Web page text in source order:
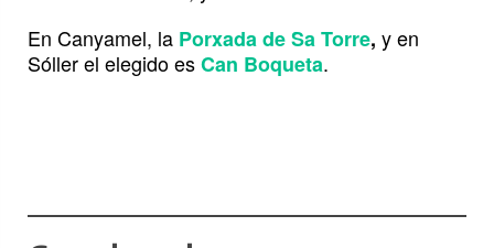
En Canyamel, la Porxada de Sa Torre, y en
Sóller el elegido esCan Boqueta.